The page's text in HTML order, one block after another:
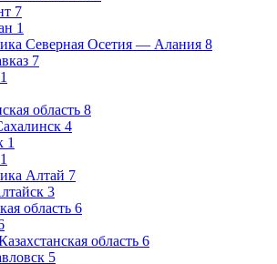
7
1
Северная Осетия — Алания 8
7
1
область 8
4
1
1
Алтай 7
3
область 6
область 6
5